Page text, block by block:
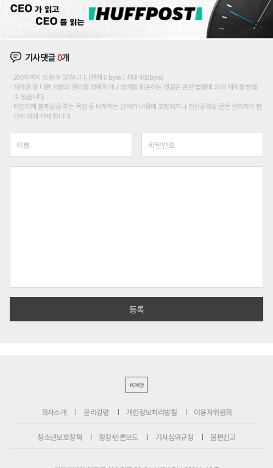
기사댓글0개
200자까지 쓰실 수 있습니다. (현재 0 byte / 최대 400byte)
저작권 등 다른 사람의 권리를 침해하거나 명예를 훼손하는 댓글은 관련 법률에 의해 제재를 받을
수 있습니다.
타인에게 불쾌감을 주는 욕설 등 비하하는 단어가 내용에 포함되거나 인신공격성 글은 관리자의 판
단에 의해 삭제 합니다.
PC버전
회사소개 윤리강령 개인정보처리방침 이용자위원회
청소년보호정책 정정·반론보도 기사심의규정 불편신고